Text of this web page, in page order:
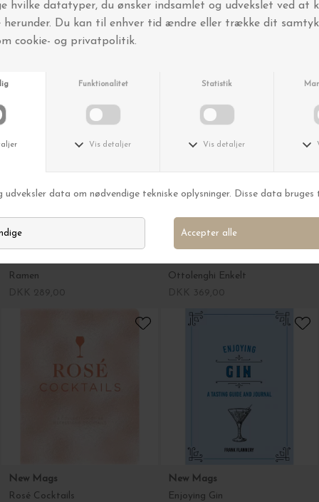
New Mags
Ramen
Ottolenghi Enkelt
New Mags
Rosé Cocktails
New Mags
Enjoying Gin